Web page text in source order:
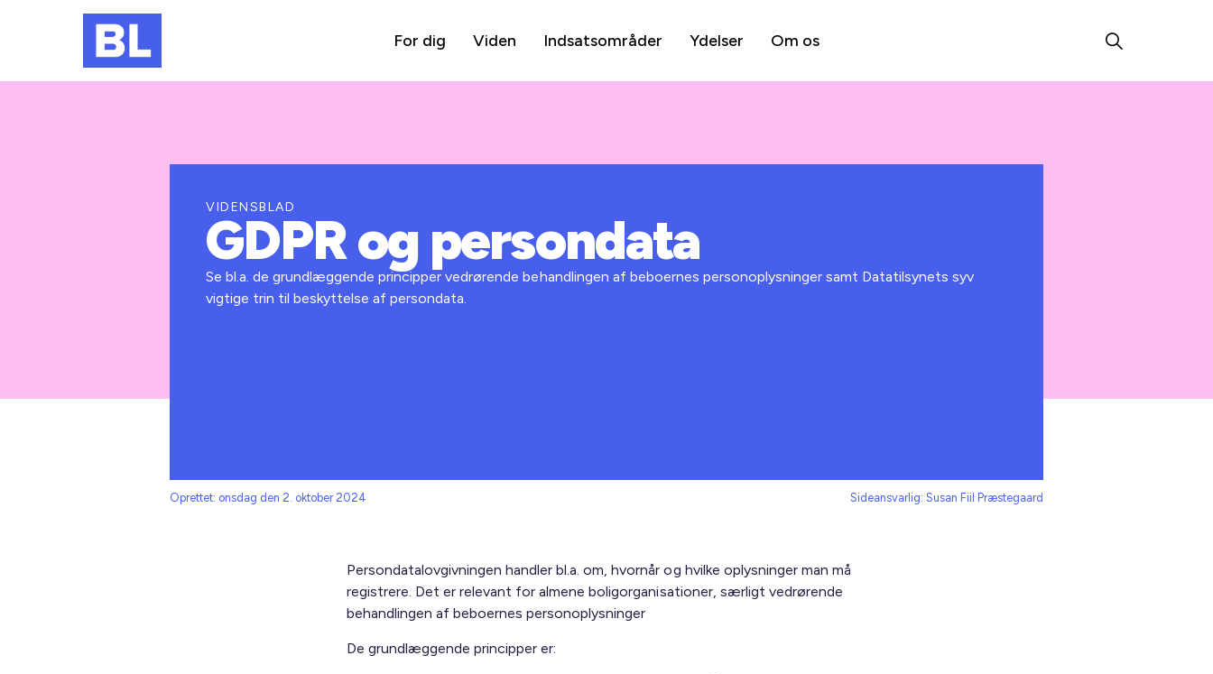
For dig Viden Indsatsområder Ydelser Om os
VIDENSBLAD
GDPR og persondata
Se bl.a. de grundlæggende principper vedrørende behandlingen af beboernes personoplysninger samt Datatilsynets syv
vigtige trin til beskyttelse af persondata.
Oprettet: onsdag den 2. oktober 2024 Sideansvarlig: Susan Fiil Præstegaard
Persondatalovgivningen handler bl.a. om, hvornår og hvilke oplysninger man må
registrere. Det er relevant for almene boligorganisationer, særligt vedrørende
behandlingen af beboernes personoplysninger
De grundlæggende principper er: